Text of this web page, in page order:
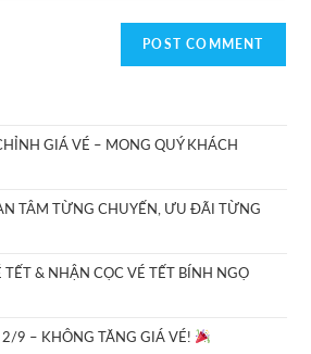
GIÁ VÉ – MONG QUÝ KHÁCH
TÂM TỪNG CHUYẾN, ƯU ĐÃI TỪNG
& NHẬN CỌC VÉ TẾT BÍNH NGỌ
9 – KHÔNG TĂNG GIÁ VÉ!